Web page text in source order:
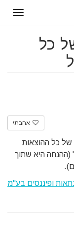
כל
אהבתי
כל ההוצאות
(ההנחה היא שתוך